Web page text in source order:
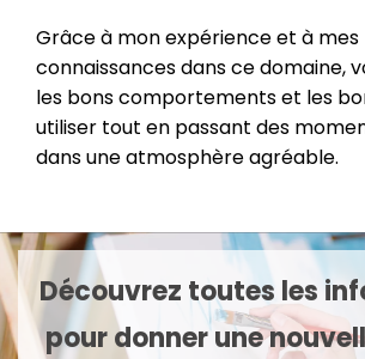
Grâce à mon expérience et à mes
connaissances dans ce domaine,
les bons comportements et les
utiliser tout en passant des
dans une atmosphère agréable.
Découvrez toutes les
pour donner une